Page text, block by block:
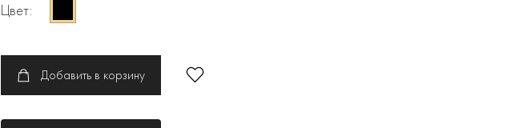
Цвет:
Добавить в корзину